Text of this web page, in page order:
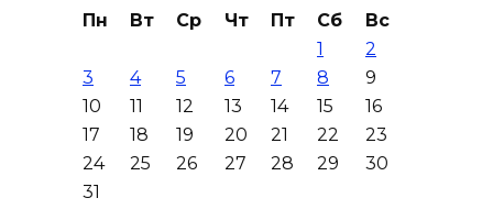
Островского
Сносить нельзя, сохранять
нечем: как ростовчане
спасают доходный дом
Рувинского от запустения
Пн Вт Ср Чт Пт Сб
Вс
1
2
3
4 5 6 7 8
9
10
11 12 13 14 15
16
17
18 19 20 21 22
23
24
25 26 27 28 29
30
31